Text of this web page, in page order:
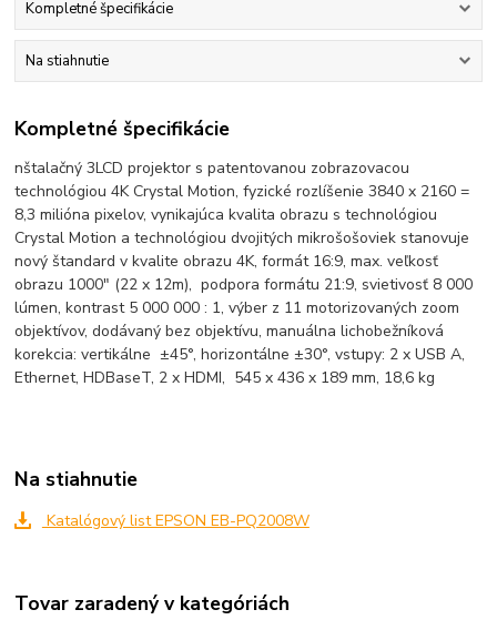
Kompletné špecifikácie
Na stiahnutie
Kompletné špecifikácie
nštalačný 3LCD projektor s patentovanou zobrazovacou
technológiou 4K Crystal Motion, fyzické rozlíšenie 3840 x 2160 =
8,3 milióna pixelov, vynikajúca kvalita obrazu s technológiou
Crystal Motion a technológiou dvojitých mikrošošoviek stanovuje
nový štandard v kvalite obrazu 4K, formát 16:9, max. veľkosť
obrazu 1000" (22 x 12m), podpora formátu 21:9, svietivosť 8 000
lúmen, kontrast 5 000 000 : 1, výber z 11 motorizovaných zoom
objektívov, dodávaný bez objektívu, manuálna lichobežníková
korekcia: vertikálne ±45°, horizontálne ±30°, vstupy: 2 x USB A,
Ethernet, HDBaseT, 2 x HDMI, 545 x 436 x 189 mm, 18,6 kg
Na stiahnutie
Katalógový list EPSON EB-PQ2008W
Tovar zaradený v kategóriách